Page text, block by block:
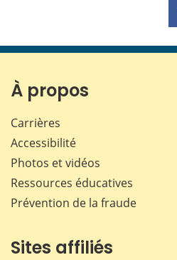
À propos
Carrières
Accessibilité
Photos et vidéos
Ressources éducatives
Prévention de la fraude
Sites affiliés